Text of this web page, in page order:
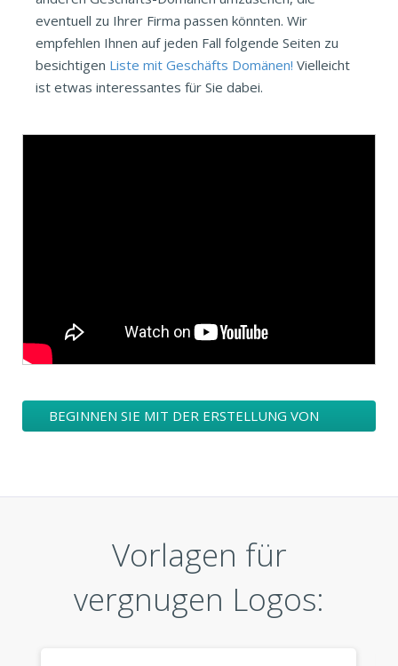
eventuell zu Ihrer Firma passen könnten. Wir
empfehlen Ihnen auf jeden Fall folgende Seiten zu
besichtigen Liste mit Geschäfts Domänen! Vielleicht
ist etwas interessantes für Sie dabei.
BEGINNEN SIE MIT DER ERSTELLUNG VON
Vorlagen für
vergnugen Logos: